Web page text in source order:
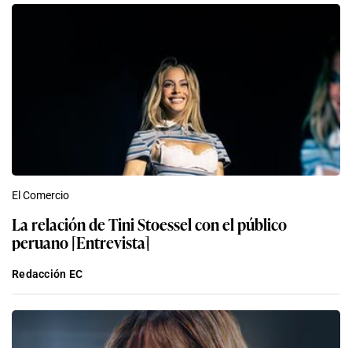
El Comercio
La relación de Tini Stoessel con el público
peruano [Entrevista]
Redacción EC